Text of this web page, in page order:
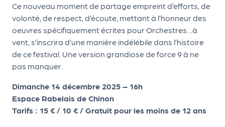
Ce nouveau moment de partage empreint d’efforts, de
volonté, de respect, d’écoute, mettant à l’honneur des
oeuvres spécifiquement écrites pour Orchestres…à
vent, s’inscrira d’une manière indélébile dans l’histoire
de ce festival. Une version grandiose de force 9 à ne
pas manquer.
Dimanche 14 décembre 2025 – 16h
Espace Rabelais de Chinon
Tarifs : 15 € / 10 € / Gratuit pour les moins de 12 ans
g
a
n
is
a
t
e
u
r